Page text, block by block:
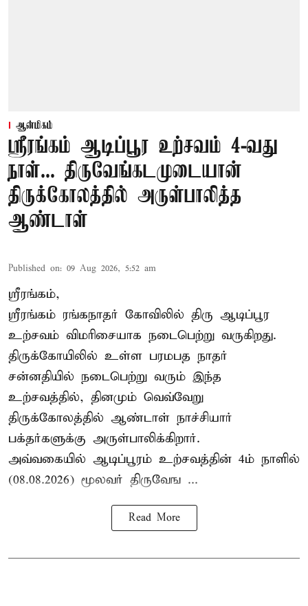
ஆன்மிகம்
ஸ்ரீரங்கம் ஆடிப்பூர உற்சவம் 4-வது
நாள்... திருவேங்கடமுடையான்
திருக்கோலத்தில் அருள்பாலித்த
ஆண்டாள்
Published on: 09 Aug 2026, 5:52 am
ஸ்ரீரங்கம்,
ஸ்ரீரங்கம் ரங்கநாதர் கோவிலில் திரு ஆடிப்பூர
உற்சவம் விமரிசையாக நடைபெற்று வருகிறது.
திருக்கோயிலில் உள்ள பரமபத நாதர்
சன்னதியில் நடைபெற்று வரும் இந்த
உற்சவத்தில், தினமும் வெவ்வேறு
திருக்கோலத்தில் ஆண்டாள் நாச்சியார்
பக்தர்களுக்கு அருள்பாலிக்கிறார்.
அவ்வகையில் ஆடிப்பூரம் உற்சவத்தின் 4ம் நாளில்
(08.08.2026) மூலவர் திருவேங ...
Read More